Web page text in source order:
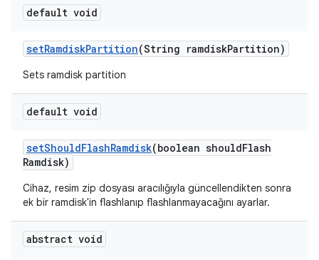
default void
setRamdiskPartition(String ramdiskPartition)
Sets ramdisk partition
default void
setShouldFlashRamdisk(boolean shouldFlash
Ramdisk)
Cihaz, resim zip dosyası aracılığıyla güncellendikten sonra
ek bir ramdisk'in flashlanıp flashlanmayacağını ayarlar.
abstract void